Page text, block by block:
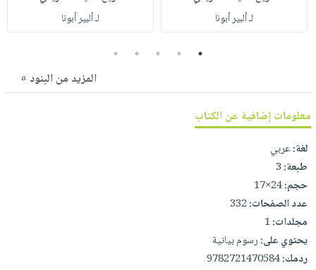
صابون
أطفال
فيديوهات
أسئلة
خدمات
نيل
وفرات
انشر
كتابك
تواصل
معنا
الإصدارات
لـ ألبير أبونا
لـ ألبير أبونا
1
2
3
4
5
المزيد من البنود »
معلومات إضافية عن الكتاب
لغة:عربي
طبعة:3
حجم:24×17
عدد الصفحات:332
مجلدات:1
يحتوي على:رسوم بيانية
ردمك:9782721470584